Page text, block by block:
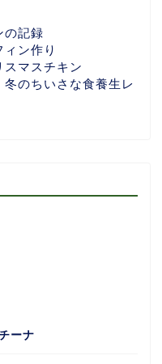
の記録
ン作り
スマスチキン
のちいさな食養生レ
ーナ